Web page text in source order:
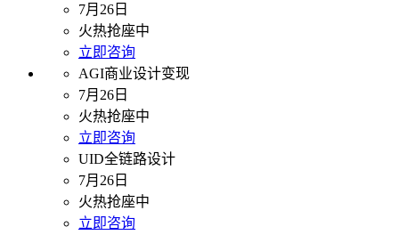
7月26日
火热抢座中
立即咨询
AGI商业设计变现
7月26日
火热抢座中
立即咨询
UID全链路设计
7月26日
火热抢座中
立即咨询